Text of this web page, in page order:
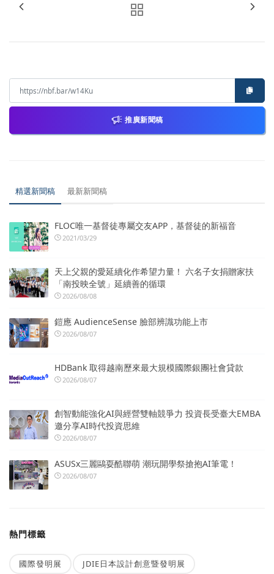
推廣新聞稿
精選新聞稿 最新新聞稿
FLOC唯一基督徒專屬交友APP，基督徒的新福音
2021/03/29
天上父親的愛延續化作希望力量！ 六名子女捐贈家扶
「南投映全號」延續善的循環
2026/08/08
鎧應 AudienceSense 臉部辨識功能上市
2026/08/07
HDBank 取得越南歷來最大規模國際銀團社會貸款
2026/08/07
創智動能強化AI與經營雙軸競爭力 投資長受臺大EMBA
邀分享AI時代投資思維
2026/08/07
ASUSx三麗鷗耍酷聯萌 潮玩開學祭搶抱AI筆電！
2026/08/07
熱門標籤
國際發明展 JDIE日本設計創意暨發明展